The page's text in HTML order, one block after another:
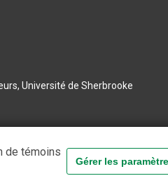
Université de Sherbrooke
de témoins
Gérer les